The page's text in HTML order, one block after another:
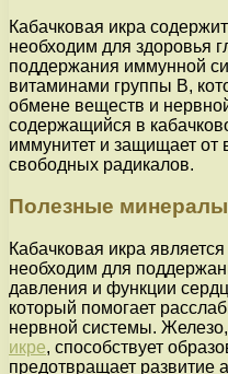
Кабачковая икра
необходим для здоровья
поддержания иммунной
витаминами группы В,
обмене веществ и
содержащийся в
иммунитет и защищает от
свободных радикалов.
Полезные минералы
Кабачковая икра
необходим для
давления и функции
который помогает
нервной системы.
икре, способствует
предотвращает развитие